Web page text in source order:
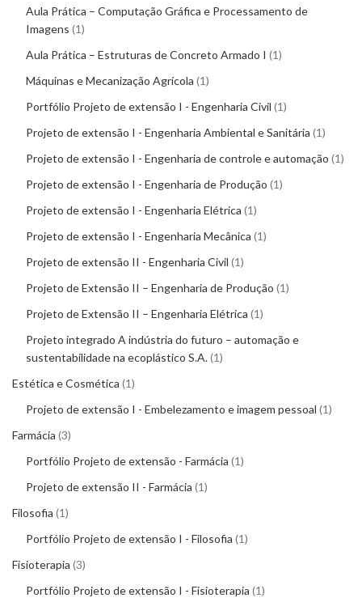
Aula Prática – Computação Gráfica e Processamento de
Imagens 1
Aula Prática – Estruturas de Concreto Armado I 1
Máquinas e Mecanização Agrícola 1
Portfólio Projeto de extensão I - Engenharia Civil 1
Projeto de extensão I - Engenharia Ambiental e Sanitária 1
Projeto de extensão I - Engenharia de controle e automação 1
Projeto de extensão I - Engenharia de Produção 1
Projeto de extensão I - Engenharia Elétrica 1
Projeto de extensão I - Engenharia Mecânica 1
Projeto de extensão II - Engenharia Civil 1
Projeto de Extensão II – Engenharia de Produção 1
Projeto de Extensão II – Engenharia Elétrica 1
Projeto integrado A indústria do futuro – automação e
sustentabilidade na ecoplástico S.A. 1
Estética e Cosmética 1
Projeto de extensão I - Embelezamento e imagem pessoal 1
Farmácia 3
Portfólio Projeto de extensão - Farmácia 1
Projeto de extensão II - Farmácia 1
Filosofia 1
Portfólio Projeto de extensão I - Filosofia 1
Fisioterapia 3
Portfólio Projeto de extensão I - Fisioterapia 1